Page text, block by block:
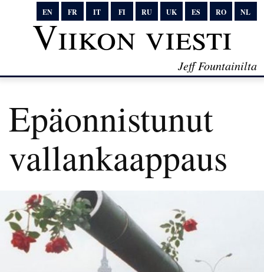
EN FR IT FI RU UK ES RO NL
Viikon viesti
Jeff Fountainilta
Epäonnistunut
vallankaappaus